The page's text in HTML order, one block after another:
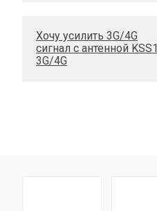
Хочу усилить 3G/4G
сигнал с антенной
3G/4G